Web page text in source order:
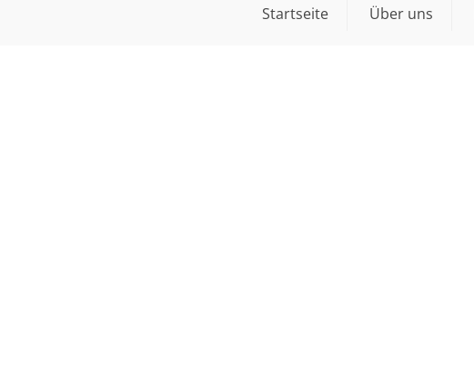
Startseite Über uns